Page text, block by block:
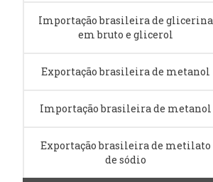
Importação brasileira de glicerina
em bruto e glicerol
Exportação brasileira de metanol
Importação brasileira de metanol
Exportação brasileira de metilato
de sódio